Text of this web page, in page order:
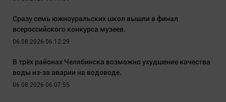
Сразу семь южноуральских школ вышли в финал
всероссийского конкурса музеев.
06.08.2026 06:12:29
В трёх районах Челябинска возможно ухудшение качества
воды из-за аварии на водоводе.
06.08.2026 06:07:55